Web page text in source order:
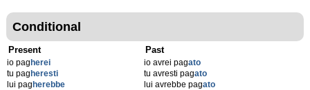
Conditional
Present
io pag herei
tu pag heresti
lui pag herebbe
Past
io avrei pagato
tu avresti pagato
lui avrebbe pagato